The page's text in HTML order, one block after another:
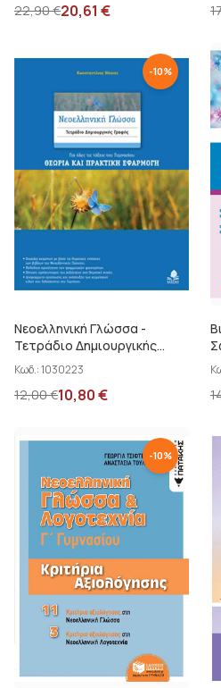
McGavigan P. - Παπαριστείδου
22,90€20,61 €
-10%
Νεοελληνική Γλώσσα -
Τετράδιο Δημιουργικής
Γραφής για όλο το Γυμνάσιο
Νάσιος Κ.
Κωδ.:1030223
12,00€10,80€
-10%